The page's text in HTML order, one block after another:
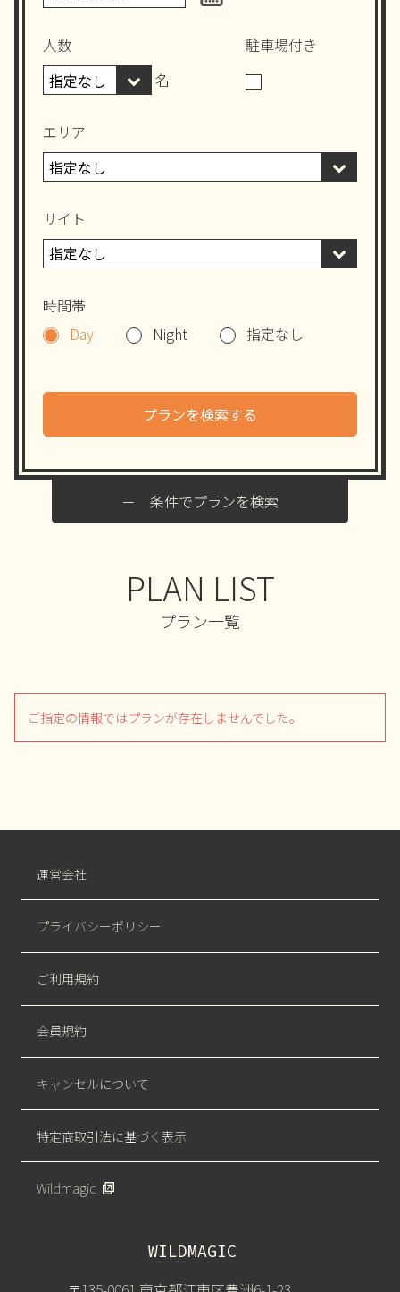
人数
名
駐車場付き
エリア
サイト
時間帯
Day
Night 指定なし
プランを検索する
条件でプランを検索
PLAN LIST
プラン一覧
ご指定の情報ではプランが存在しませんでした。
WILDMAGIC
運営会社
プライバシーポリシー
ご利用規約
会員規約
キャンセルについて
特定商取引法に基づく表示
Wildmagic